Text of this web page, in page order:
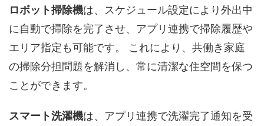
ロボット掃除機は、スケジュール設定により外出中
に自動で掃除を完了させ、アプリ連携で掃除履歴や
エリア指定も可能です。 これにより、共働き家庭
の掃除分担問題を解消し、常に清潔な住空間を保つ
ことができます。
スマート洗濯機は、アプリ連携で洗濯完了通知を受